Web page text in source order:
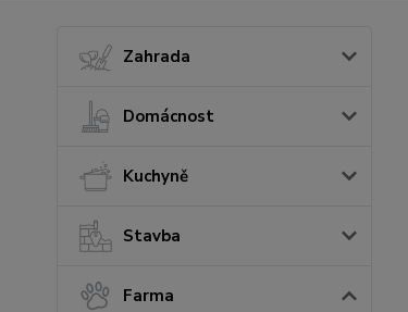
Zahrada
Domácnost
Kuchyně
Stavba
Farma